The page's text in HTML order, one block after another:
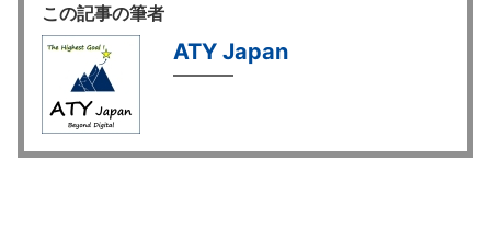
この記事の筆者
ATY Japan